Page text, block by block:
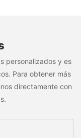
personalizados y es
Para obtener más
directamente con